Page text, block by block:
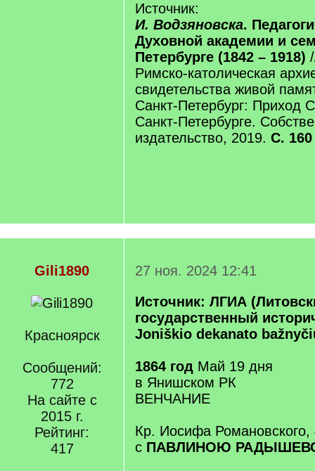
Источник:
И. Водзяновска.
Духовной академии и
Петербурге (1842 – 1918)
Римско-католическая
свидетельства живой
Санкт-Петербург: Приход
Санкт-Петербурге.
издательство, 2019. С. 160
Gili1890
Красноярск
Сообщений:
772
На сайте с
2015 г.
Рейтинг:
417
27 ноя. 2024 12:41
Источник: ЛГИА
государственный
Joniškio dekanato
1864 год Май 19 дня
в Янишском РК
ВЕНЧАНИЕ
Кр. Иосифа Романовского,
с ПАВЛИНОЮ